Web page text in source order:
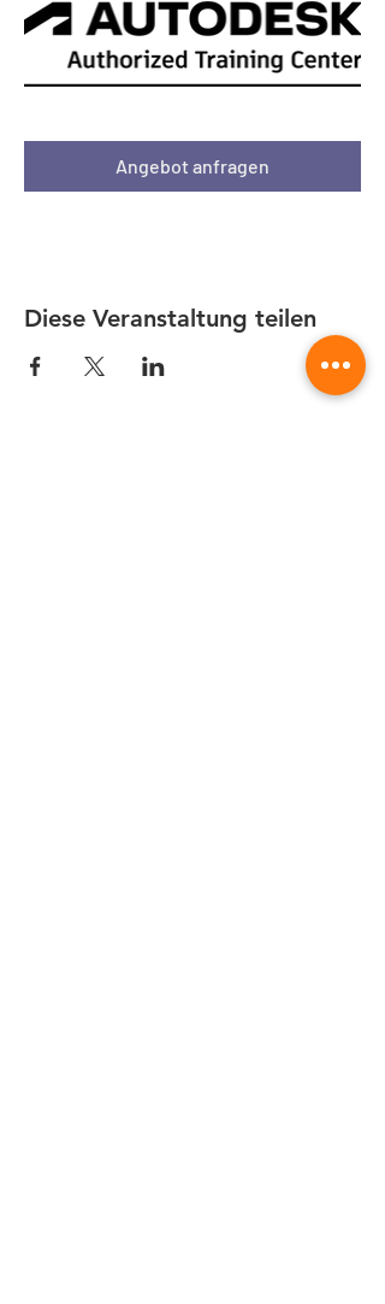
Angebot anfragen
Diese Veranstaltung teilen